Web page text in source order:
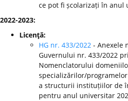
ce pot fi școlarizați în
2022-2023:
Licenţă:
HG nr. 433/2022 - Anexele
Guvernului nr. 433/2022
Nomenclatorului
specializărilor/
a structurii instituțiilor de
pentru anul universitar